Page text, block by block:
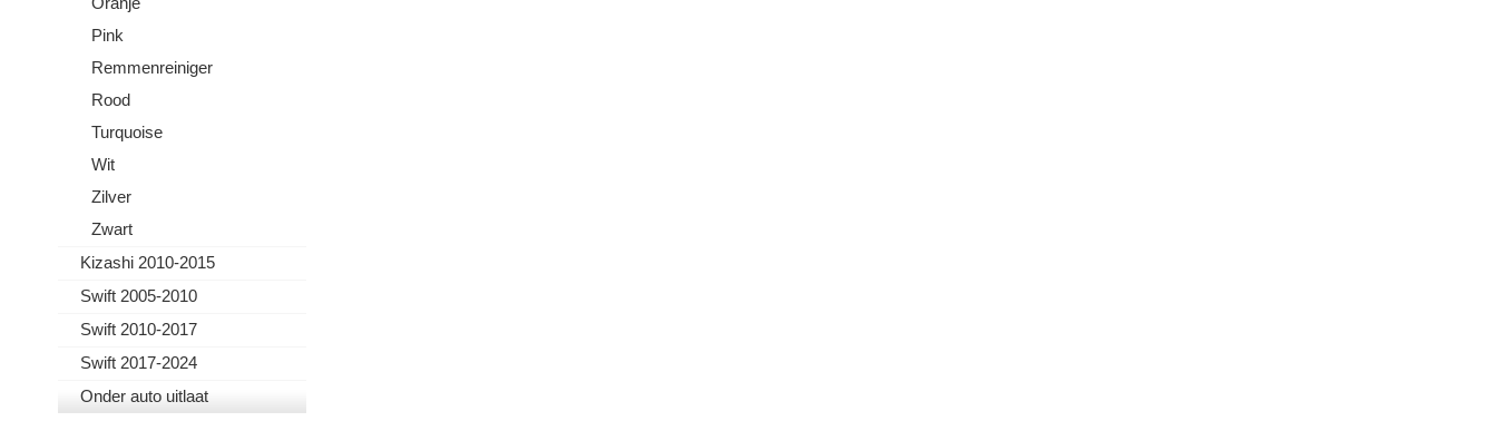
Pink
Remmenreiniger
Rood
Turquoise
Wit
Zilver
Zwart
Kizashi 2010-2015
Swift 2005-2010
Swift 2010-2017
Swift 2017-2024
Onder auto uitlaat